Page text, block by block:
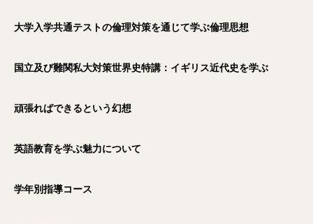
大学入学共通テストの倫理対策を通じて学ぶ倫理思想
国立及び難関私大対策世界史特講：イギリス近代史を学ぶ
頑張ればできるという幻想
英語教育を学ぶ魅力について
学年別指導コース